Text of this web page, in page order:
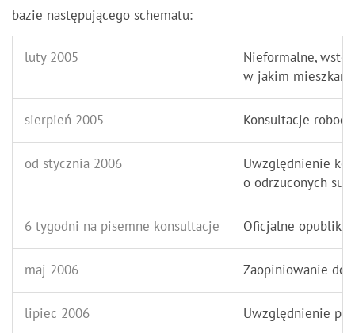
bazie następującego schematu:
luty 2005
Nieformalne,
w jakim
sierpień 2005 Konsultacje
od stycznia 2006
Uwzględnienie
o odrzuconych
6 tygodni na pisemne konsultacje Oficjalne
maj 2006 Zaopiniowanie
lipiec 2006 Uwzględnienie